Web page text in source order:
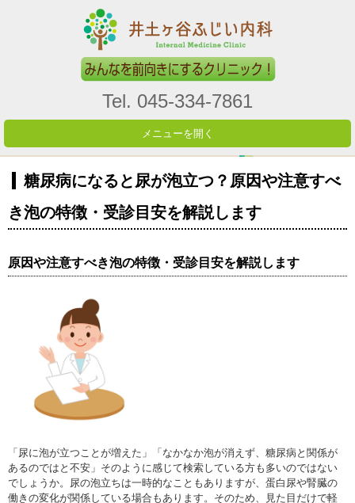
Tel. 045-334-7861
メニューを開く
糖尿病になると尿が泡立つ？原因や注意すべ
き泡の特徴・受診目安を解説します
原因や注意すべき泡の特徴・受診目安を解説します
「尿に泡が立つことが増えた」「なかなか泡が消えず、糖尿病と関係が
あるのではと不安」そのように感じて検索している方も多いのではない
でしょうか。尿の泡立ちは一時的なこともありますが、蛋白尿や腎臓の
働きの変化が関係している場合もあります。そのため、見た目だけで軽